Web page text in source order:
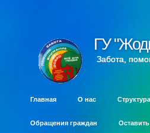
ГУ
ГУ
Забота,
Главная О нас
Обращения граждан